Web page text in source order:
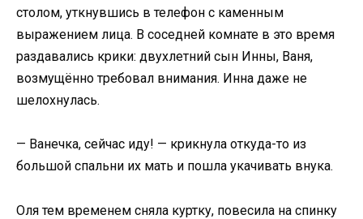
столом, уткнувшись в телефон с каменным
выражением лица. В соседней комнате в это время
раздавались крики: двухлетний сын Инны, Ваня,
возмущённо требовал внимания. Инна даже не
шелохнулась.
— Ванечка, сейчас иду! — крикнула откуда-то из
большой спальни их мать и пошла укачивать внука.
Оля тем временем сняла куртку, повесила на спинку